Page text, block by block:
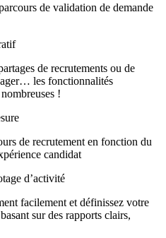
de validation de demande
de recrutements ou de
les fonctionnalités
!
de recrutement en fonction du
candidat
d’activité
facilement et définissez votre
sur des rapports clairs,